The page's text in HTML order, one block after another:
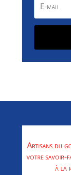
Artisans du
votre savoir-
à la